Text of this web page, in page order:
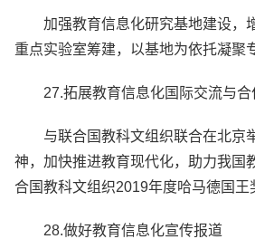
加强教育信息化研究基地建设，
重点实验室筹建，以基地为依托凝聚
27.拓展教育信息化国际交流与合
与联合国教科文组织联合在北京
神，加快推进教育现代化，助力我国
合国教科文组织2019年度哈马德国王
28.做好教育信息化宣传报道